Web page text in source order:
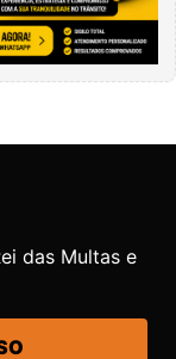
das Multas e